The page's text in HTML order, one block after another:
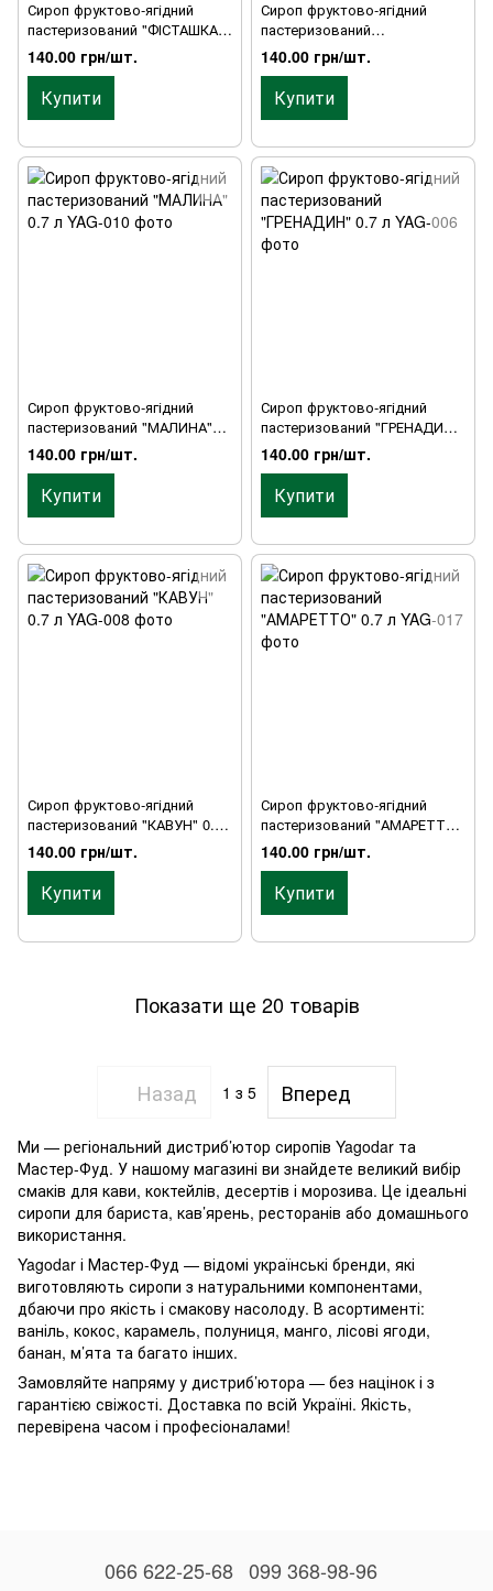
Сироп фруктово-ягідний
пастеризований "ФІСТАШКА"
0.7 л
140.00 грн/шт.
Купити
Сироп фруктово-ягідний
пастеризований
"ІРЛАНДСЬКИЙ ЛІКЕР" 0.7 л
140.00 грн/шт.
Купити
Сироп фруктово-ягідний
пастеризований "МАЛИНА"
0.7 л
140.00 грн/шт.
Купити
Сироп фруктово-ягідний
пастеризований "ГРЕНАДИН"
0.7 л
140.00 грн/шт.
Купити
Сироп фруктово-ягідний
пастеризований "КАВУН" 0.7
л
140.00 грн/шт.
Купити
Сироп фруктово-ягідний
пастеризований "АМАРЕТТО"
0.7 л
140.00 грн/шт.
Купити
Показати ще 20 товарів
Назад 1 з 5 Вперед
Ми — регіональний дистриб’ютор сиропів Yagodar та
Мастер-Фуд. У нашому магазині ви знайдете великий вибір
смаків для кави, коктейлів, десертів і морозива. Це ідеальні
сиропи для бариста, кав’ярень, ресторанів або домашнього
використання.
Yagodar і Мастер-Фуд — відомі українські бренди, які
виготовляють сиропи з натуральними компонентами,
дбаючи про якість і смакову насолоду. В асортименті:
ваніль, кокос, карамель, полуниця, манго, лісові ягоди,
банан, м’ята та багато інших.
Замовляйте напряму у дистриб’ютора — без націнок і з
гарантією свіжості. Доставка по всій Україні. Якість,
перевірена часом і професіоналами!
066 622-25-68 099 368-98-96